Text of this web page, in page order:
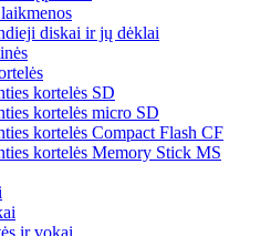
diskai ir jų dėklai
kortelės SD
kortelės micro SD
kortelės Compact Flash CF
kortelės Memory Stick MS
ir vokai